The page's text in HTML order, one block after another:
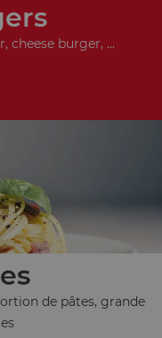
cheese burger, ...
de pâtes, grande